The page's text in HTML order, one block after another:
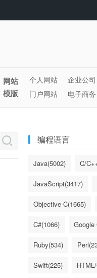
网站
模版
个人网站 企业公司
门户网站
电子商务
编程语言
Java(5002) C/
JavaScript(3417)
Objective-C(1665)
C#(1066) Google
Ruby(534)
Swift(225)